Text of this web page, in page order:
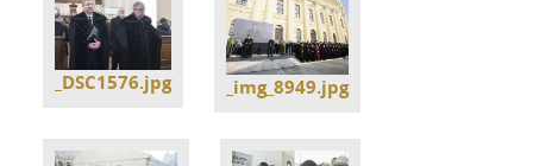
_DSC1576.jpg _img_8949.jpg